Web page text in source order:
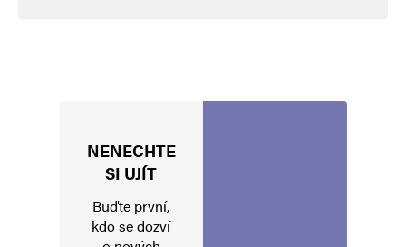
Napsat komentář
NENECHTE
SI UJÍT
Buďte první,
kdo se dozví